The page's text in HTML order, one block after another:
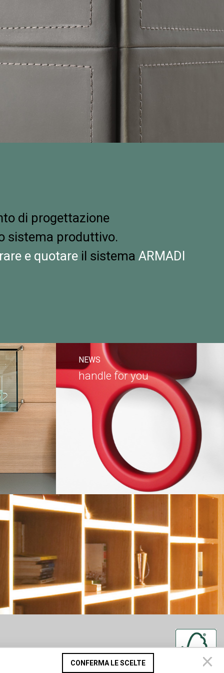
di progettazione
sistema produttivo.
e quotare il sistemaARMADI
NEWS
handle for you
CONFERMA LE SCELTE